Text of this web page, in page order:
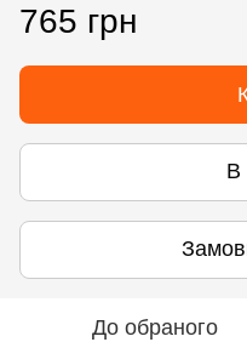
765 грн
В
До обраного